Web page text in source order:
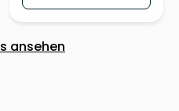
ansehen